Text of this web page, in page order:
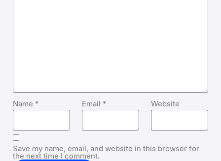
Name * Email * Website
Save my name, email, and website in this browser for
the next time I comment.